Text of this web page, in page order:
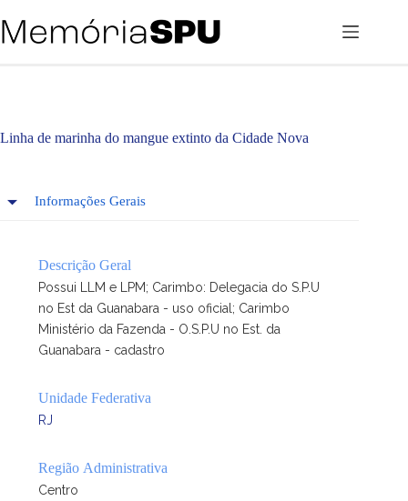
para
o
Linha de marinha do mangue extinto da Cidade Nova
Informações Gerais
Descrição Geral
Possui LLM e LPM; Carimbo: Delegacia do S.P.U
no Est da Guanabara - uso oficial; Carimbo
Ministério da Fazenda - O.S.P.U no Est. da
Guanabara - cadastro
Unidade Federativa
RJ
Região Administrativa
Centro